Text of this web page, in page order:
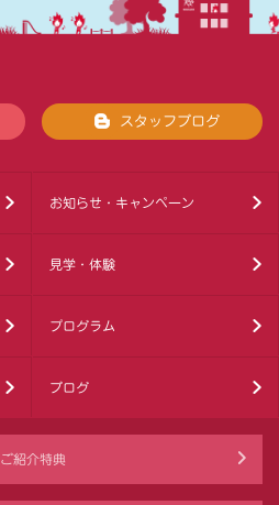
スタッフブログ
お知らせ・キャンペーン
見学・体験
プログラム
ブログ
ご紹介特典